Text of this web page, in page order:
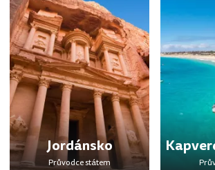
Jordánsko
Průvodce státem